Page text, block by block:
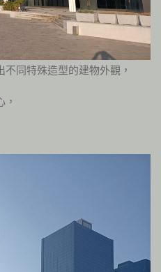
同特殊造型的建物外觀，